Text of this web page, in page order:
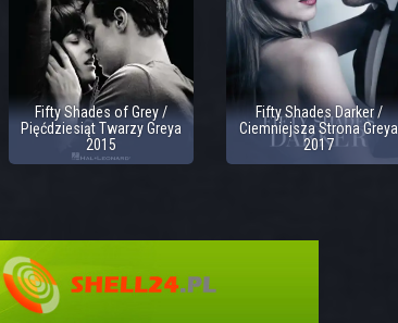
Fifty Shades of Grey /
Pięćdziesiąt Twarzy Greya
2015
Fifty Shades Darker /
Ciemniejsza Strona Greya
2017